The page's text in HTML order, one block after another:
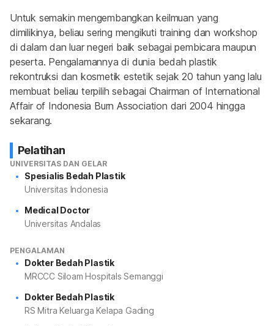
Untuk semakin mengembangkan keilmuan yang
dimilikinya, beliau sering mengikuti training dan workshop
di dalam dan luar negeri baik sebagai pembicara maupun
peserta. Pengalamannya di dunia bedah plastik
rekontruksi dan kosmetik estetik sejak 20 tahun yang lalu
membuat beliau terpilih sebagai Chairman of International
Affair of Indonesia Burn Association dari 2004 hingga
sekarang.
Pelatihan
UNIVERSITAS DAN GELAR
Spesialis Bedah Plastik
Universitas Indonesia
Medical Doctor
Universitas Andalas
PENGALAMAN
Dokter Bedah Plastik
MRCCC Siloam Hospitals Semanggi
Dokter Bedah Plastik
RS Mitra Keluarga Kelapa Gading